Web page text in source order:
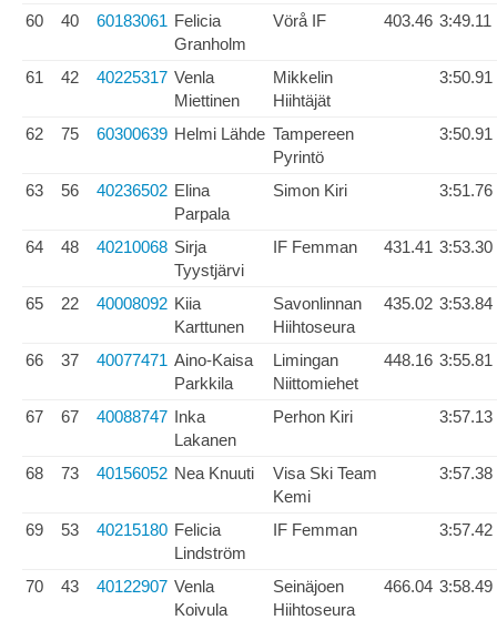
60 40 60183061 Felicia
Granholm
Vörå IF 403.46 3:49.11
61 42 40225317 Venla
Miettinen
Mikkelin
Hiihtäjät
3:50.91
62 75 60300639 Helmi Lähde Tampereen
Pyrintö
3:50.91
63 56 40236502 Elina
Parpala
Simon Kiri 3:51.76
64 48 40210068 Sirja
Tyystjärvi
IF Femman 431.41 3:53.30
65 22 40008092 Kiia
Karttunen
Savonlinnan
Hiihtoseura
435.02 3:53.84
66 37 40077471 Aino-Kaisa
Parkkila
Limingan
Niittomiehet
448.16 3:55.81
67 67 40088747 Inka
Lakanen
Perhon Kiri 3:57.13
68 73 40156052 Nea Knuuti
Visa Ski Team
Kemi
3:57.38
69 53 40215180 Felicia
Lindström
IF Femman 3:57.42
70 43 40122907 Venla
Koivula
Seinäjoen
Hiihtoseura
466.04 3:58.49